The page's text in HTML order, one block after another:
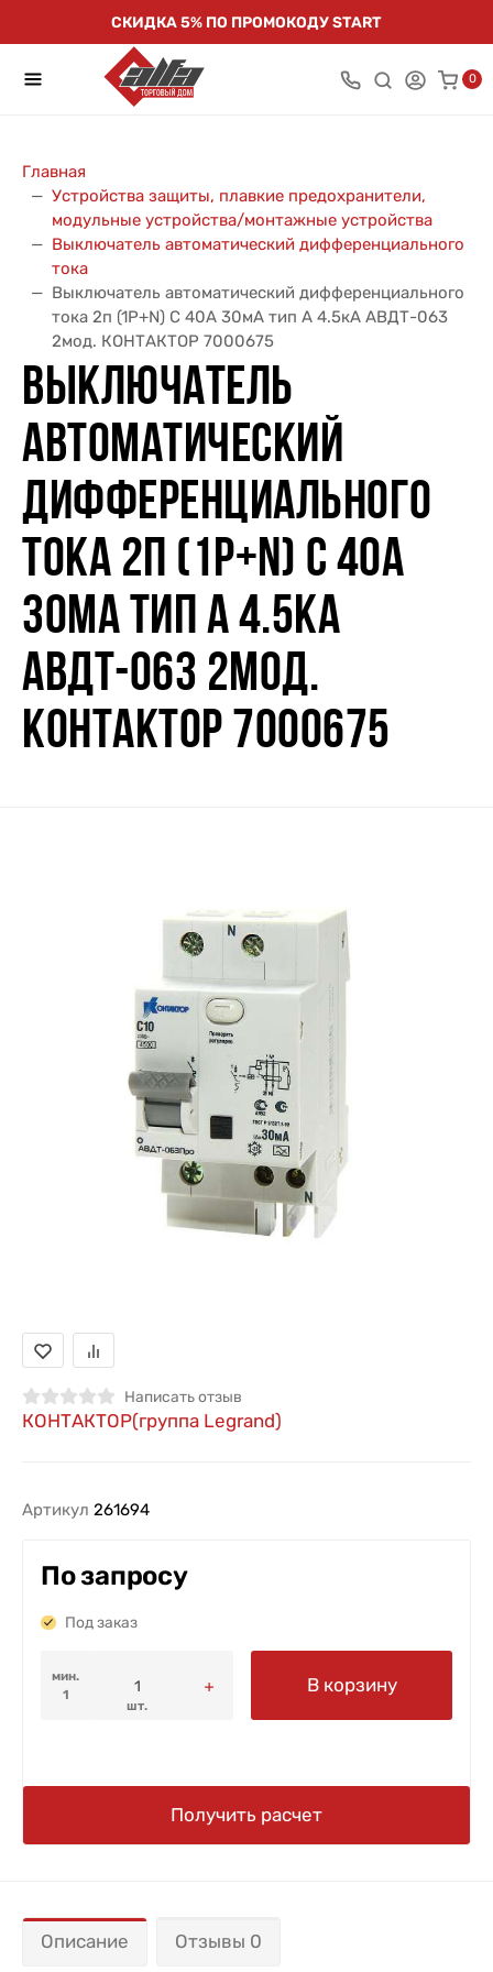
СКИДКА 5% ПО ПРОМОКОДУ START
0
Главная
Устройства защиты, плавкие предохранители,
модульные устройства/монтажные устройства
Выключатель автоматический дифференциального
тока
Выключатель автоматический дифференциального
тока 2п (1P+N) C 40А 30мА тип A 4.5кА АВДТ-063
2мод. КОНТАКТОР 7000675
ВЫКЛЮЧАТЕЛЬ
АВТОМАТИЧЕСКИЙ
ДИФФЕРЕНЦИАЛЬНОГО
ТОКА 2П (1P+N) C 40А
30МА ТИП A 4.5КА
АВДТ-063 2МОД.
КОНТАКТОР 7000675
Написать отзыв
КОНТАКТОР(группа Legrand)
Артикул 261694
По запросу
Под заказ
мин.
1
шт.
В корзину
Получить расчет
Описание Отзывы 0